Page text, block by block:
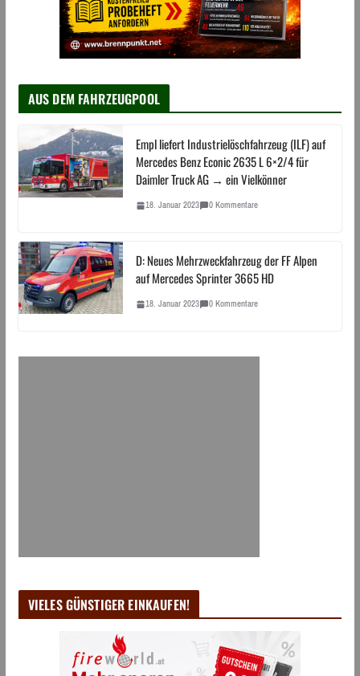
AUS DEM FAHRZEUGPOOL
Empl liefert Industrielöschfahrzeug (ILF) auf
Mercedes Benz Econic 2635 L 6×2/4 für
Daimler Truck AG → ein Vielkönner
18. Januar 2023 0 Kommentare
D: Neues Mehrzweckfahrzeug der FF Alpen
auf Mercedes Sprinter 3665 HD
18. Januar 2023 0 Kommentare
VIELES GÜNSTIGER EINKAUFEN!